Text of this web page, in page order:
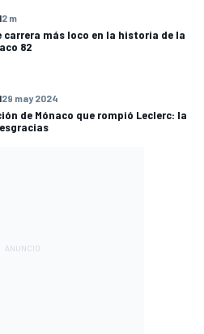
2 m
carrera más loco en la historia de la
82
29 may 2024
de Mónaco que rompió Leclerc: la